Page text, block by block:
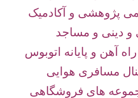
پژوهشی و آکادمیک
و دینی و مساجد
آهن و پایانه اتوبوس
مسافری هوایی
های فروشگاهی